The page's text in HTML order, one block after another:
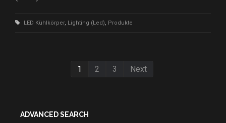
LED Kühlkörper, Lighting (Led), Produkte
1 2 3 Next
ADVANCED SEARCH